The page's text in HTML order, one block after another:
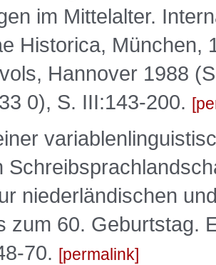
im Mittelalter.
Historica, München,
Hannover 1988
0), S. III:143-200.
niederländischen
zum 60. Geburtstag.
70.
permalink